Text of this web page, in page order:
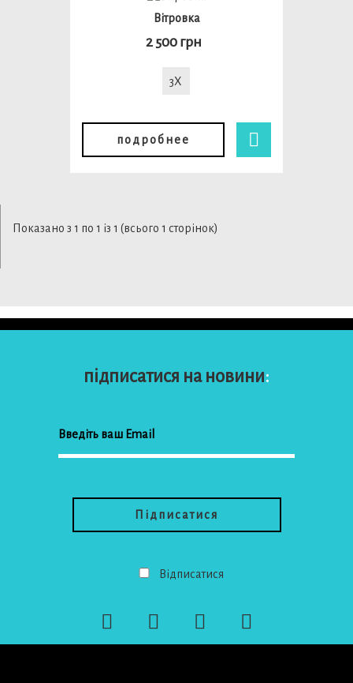
Вітровка
2 500 грн
3X
подробнее
Показано з 1 по 1 із 1 (всього 1 сторінок)
підписатися на новини:
Відписатися